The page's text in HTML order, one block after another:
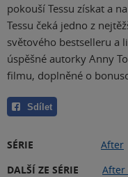
pokouší Tessu získat a
Tessu čeká jedno z
světového bestselleru a
úspěšné autorky Anny
filmu, doplněné o
Sdílet
SÉRIE After
DALŠÍ ZE SÉRIE
After